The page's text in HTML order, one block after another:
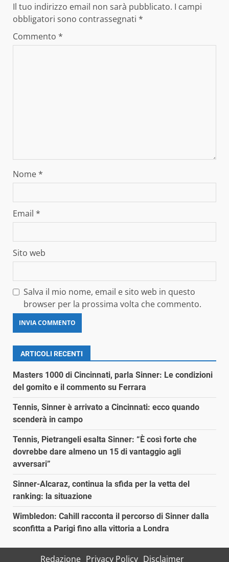
Il tuo indirizzo email non sarà pubblicato. I campi
obbligatori sono contrassegnati *
Commento *
Nome*
Email *
Sito web
Salva il mio nome, email e sito web in questo
browser per la prossima volta che commento.
ARTICOLI RECENTI
Masters 1000 di Cincinnati, parla Sinner: Le condizioni
del gomito e il commento su Ferrara
Tennis, Sinner è arrivato a Cincinnati: ecco quando
scenderà in campo
Tennis, Pietrangeli esalta Sinner: “È così forte che
dovrebbe dare almeno un 15 di vantaggio agli
avversari”
Sinner-Alcaraz, continua la sfida per la vetta del
ranking: la situazione
Wimbledon: Cahill racconta il percorso di Sinner dalla
sconfitta a Parigi fino alla vittoria a Londra
Redazione Privacy Policy Disclaimer